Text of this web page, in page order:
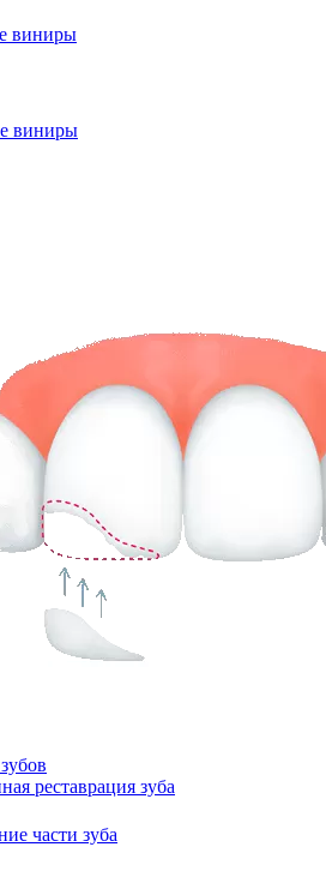
виниры
виниры
реставрация зуба
части зуба